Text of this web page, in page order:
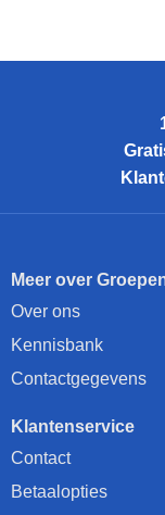
Meer over
Over ons
Kennisbank
Contactgegevens
Klantenservice
Contact
Betaalopties